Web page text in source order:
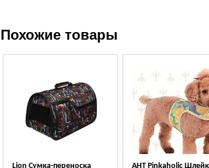
Похожие товары
Lion Сумка-переноска
АНТ Pinkaholic